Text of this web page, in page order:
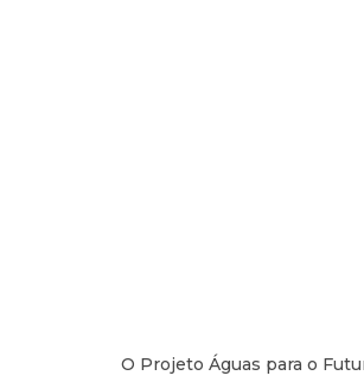
O Projeto Águas para o